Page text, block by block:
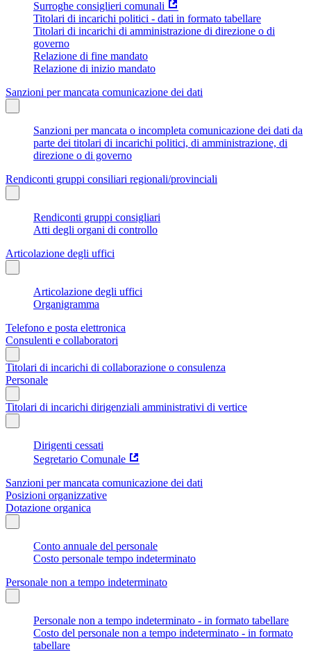
Surroghe consiglieri comunali
Titolari di incarichi politici - dati in formato tabellare
Titolari di incarichi di amministrazione di direzione o di
governo
Relazione di fine mandato
Relazione di inizio mandato
Sanzioni per mancata comunicazione dei dati
Sanzioni per mancata o incompleta comunicazione dei dati da
parte dei titolari di incarichi politici, di amministrazione, di
direzione o di governo
Rendiconti gruppi consiliari regionali/provinciali
Rendiconti gruppi consigliari
Atti degli organi di controllo
Articolazione degli uffici
Articolazione degli uffici
Organigramma
Telefono e posta elettronica
Consulenti e collaboratori
Titolari di incarichi di collaborazione o consulenza
Personale
Titolari di incarichi dirigenziali amministrativi di vertice
Dirigenti cessati
Segretario Comunale
Sanzioni per mancata comunicazione dei dati
Posizioni organizzative
Dotazione organica
Conto annuale del personale
Costo personale tempo indeterminato
Personale non a tempo indeterminato
Personale non a tempo indeterminato - in formato tabellare
Costo del personale non a tempo indeterminato - in formato
tabellare